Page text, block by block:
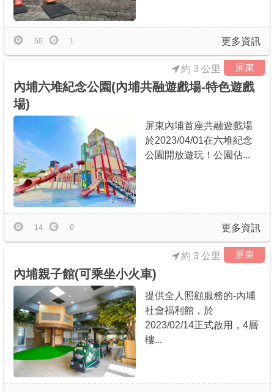
更多資訊
50 1
屏東
約 3 公里
內埔六堆紀念公園(內埔共融遊戲場-特色遊戲
場)
屏東內埔首座共融遊戲場
於2023/04/01在六堆紀念
公園開放遊玩！公園佔...
更多資訊
14 0
屏東
約 3 公里
內埔親子館(可乘坐小火車)
提供全人照顧服務的-內埔
社會福利館，於
2023/02/14正式啟用，4層
樓...